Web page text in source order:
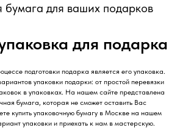
бумага для ваших подарков
для подарка
подготовки подарка является его упаковка.
упаковки подарки: от простой перевязки
в упаковках. На нашем сайте представлена
бумага, которая не сможет оставить Вас
купить упаковочную бумагу в Москве на нашем
упаковки и приехать к нам в мастерскую.